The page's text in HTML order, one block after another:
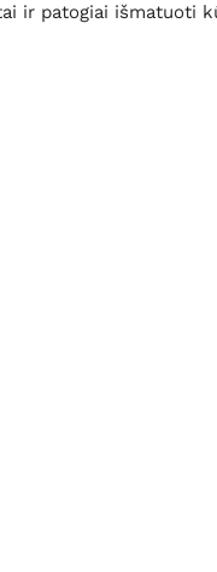
ir patogiai išmatuoti